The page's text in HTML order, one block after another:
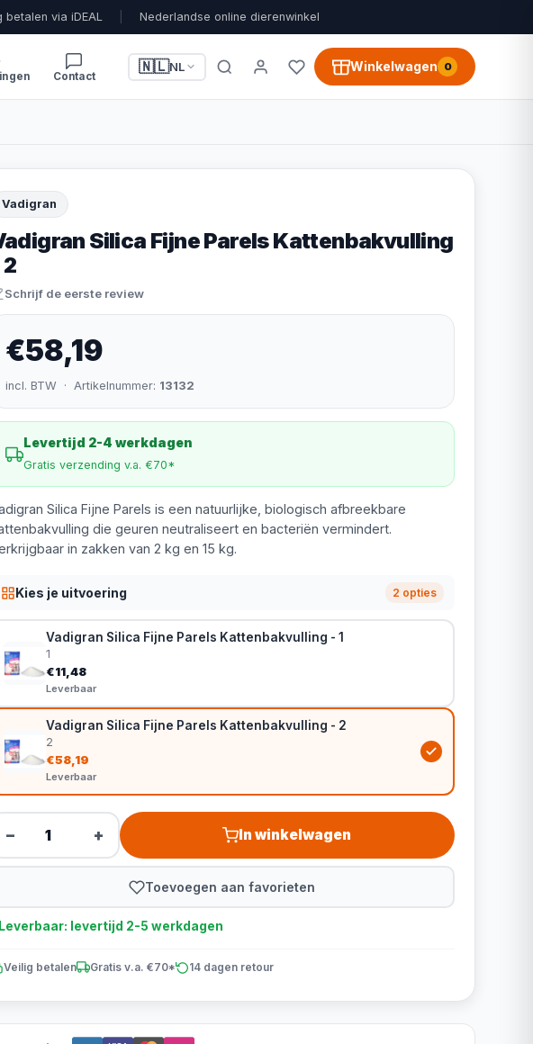
betalen via iDEAL Nederlandse online dierenwinkel
Contact
🇳🇱NL Winkelwagen 0
Vadigran
Silica Fijne Parels Kattenbakvulling
2
Schrijf de eerste review
€58,19
incl. BTW · Artikelnummer: 13132
Levertijd 2-4 werkdagen
Gratis verzending v.a. €70*
Silica Fijne Parels is een natuurlijke, biologisch afbreekbare
die geuren neutraliseert en bacteriën vermindert.
in zakken van 2 kg en 15 kg.
Kies je uitvoering 2 opties
Vadigran Silica Fijne Parels Kattenbakvulling - 1
1
€11,48
Leverbaar
Vadigran Silica Fijne Parels Kattenbakvulling - 2
2
€58,19
Leverbaar
− + In winkelwagen
Toevoegen aan favorieten
levertijd 2-5 werkdagen
Veilig betalen Gratis v.a. €70* 14 dagen retour